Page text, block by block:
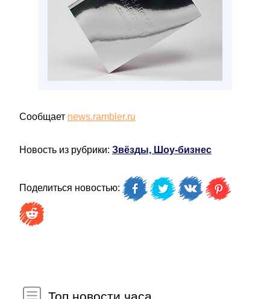
Сообщает news.rambler.ru
Новость из рубрики: Звёзды, Шоу-бизнес
Поделиться новостью:
Топ новости часа